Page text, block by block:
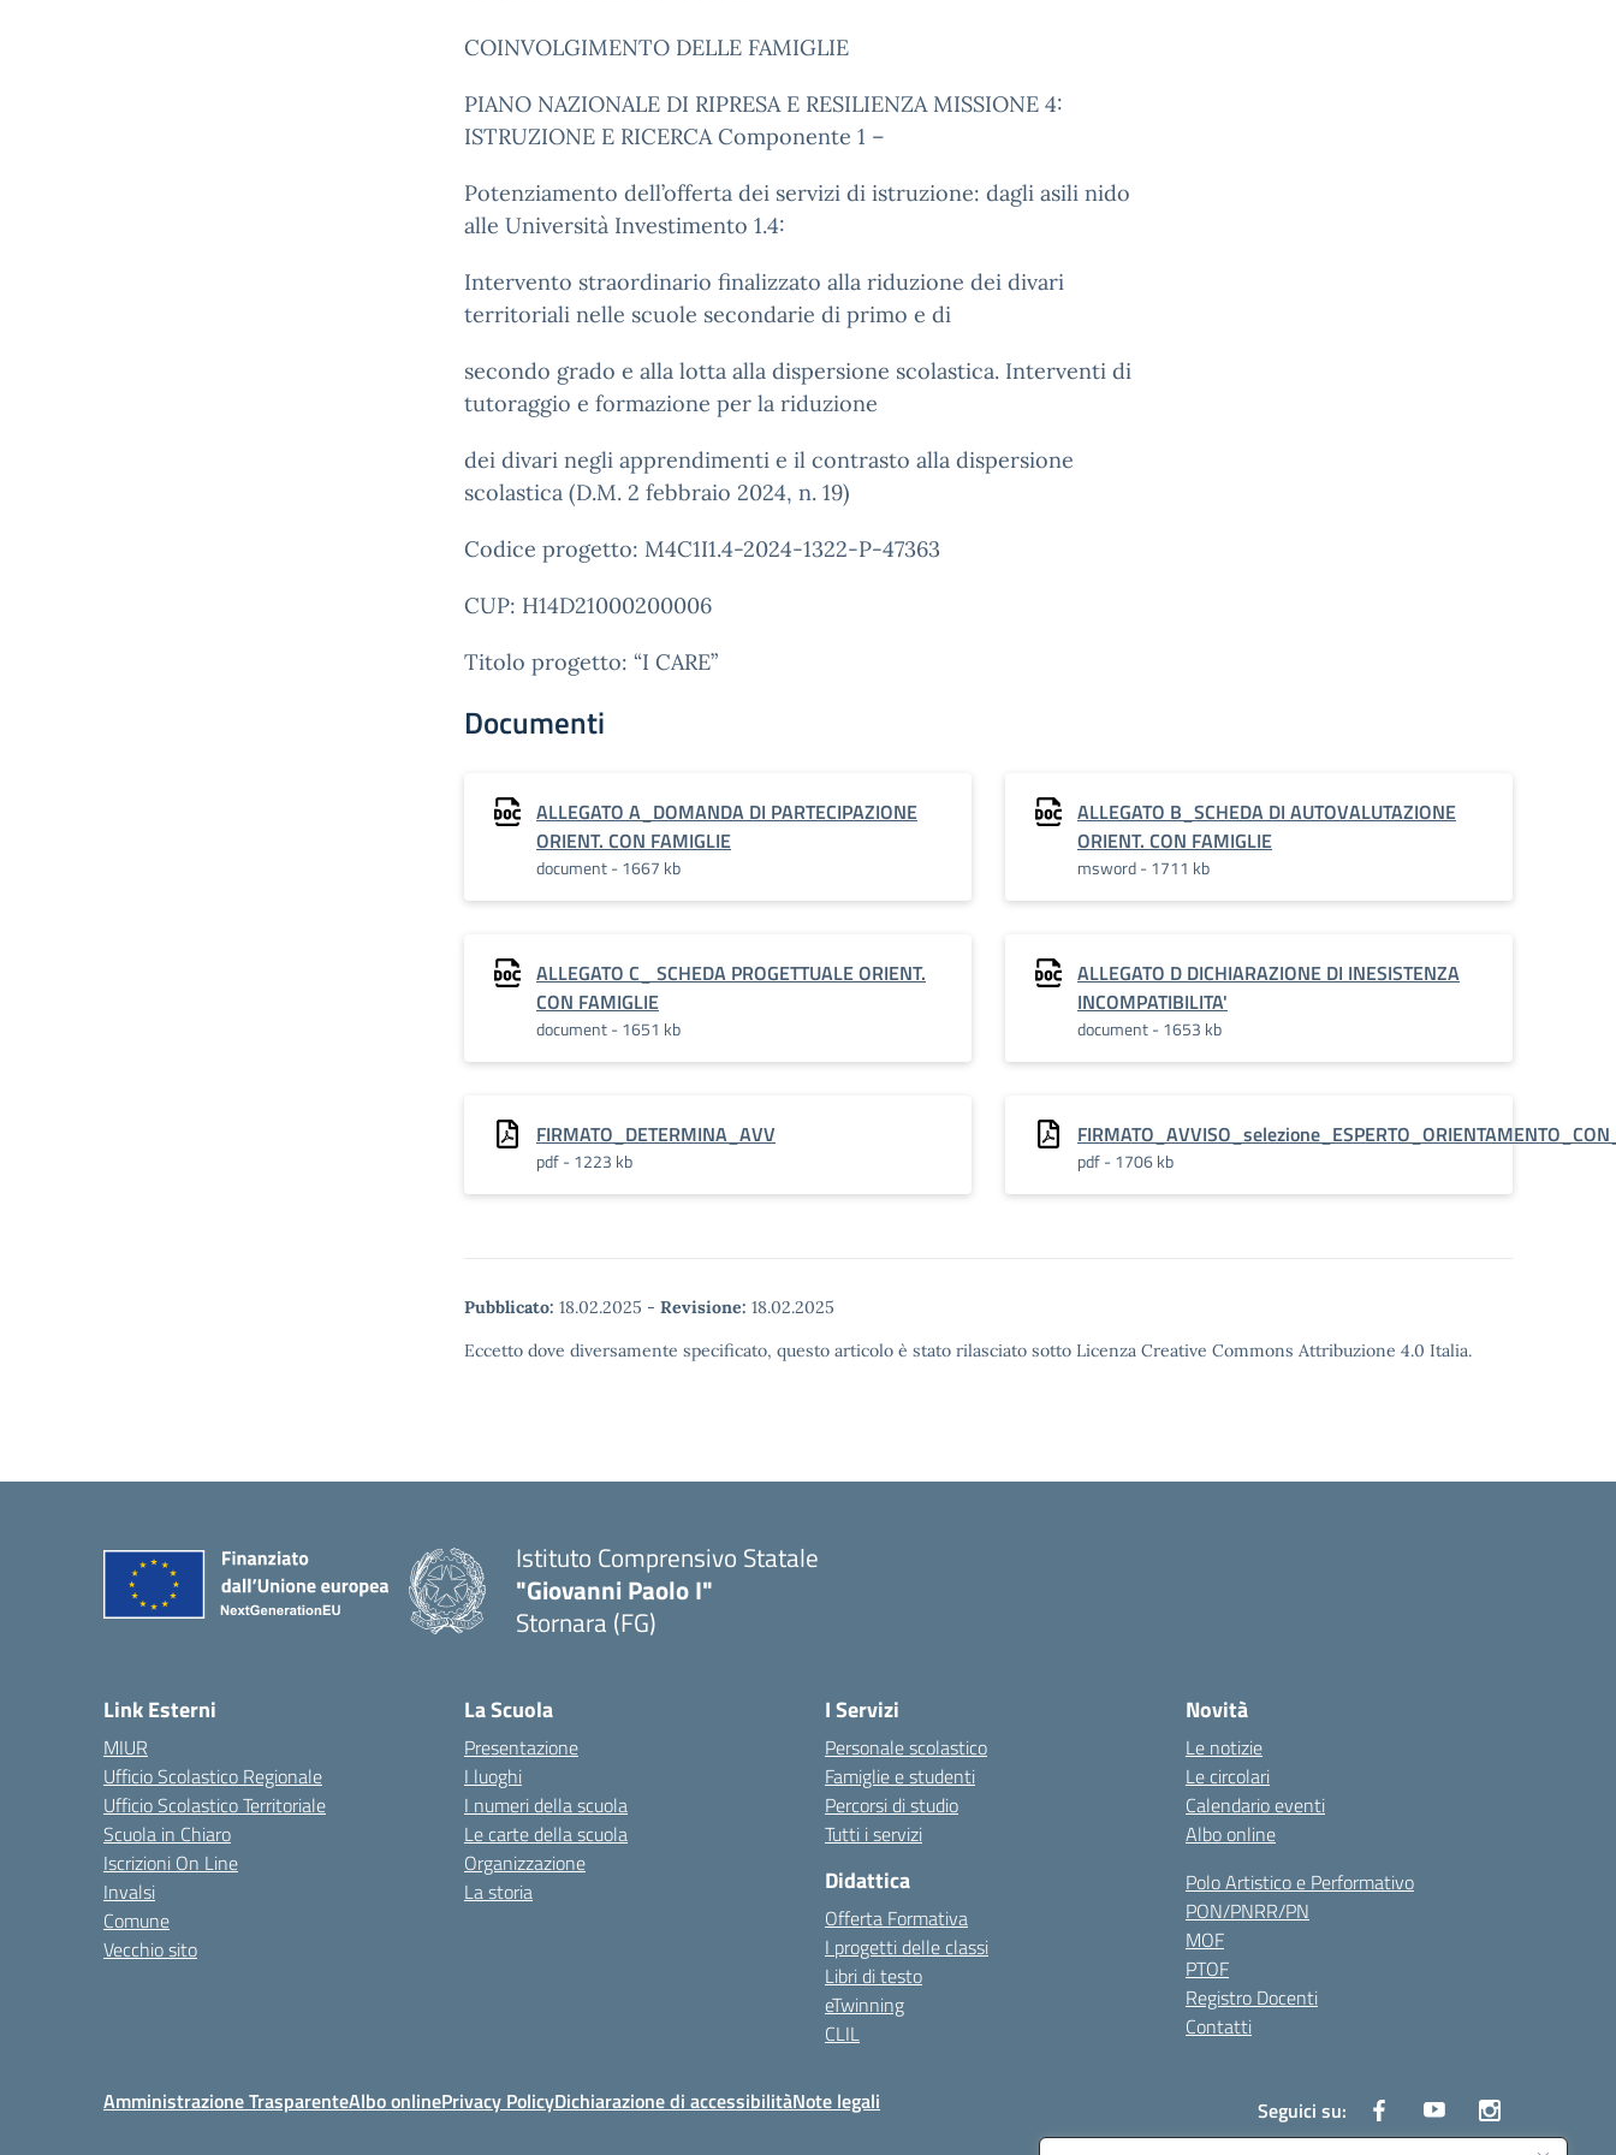
COINVOLGIMENTO DELLE FAMIGLIE
PIANO NAZIONALE DI RIPRESA E RESILIENZA MISSIONE 4:
ISTRUZIONE E RICERCA Componente 1 –
Potenziamento dell’offerta dei servizi di istruzione: dagli asili nido
alle Università Investimento 1.4:
Intervento straordinario finalizzato alla riduzione dei divari
territoriali nelle scuole secondarie di primo e di
secondo grado e alla lotta alla dispersione scolastica. Interventi di
tutoraggio e formazione per la riduzione
dei divari negli apprendimenti e il contrasto alla dispersione
scolastica (D.M. 2 febbraio 2024, n. 19)
Codice progetto: M4C1I1.4-2024-1322-P-47363
CUP: H14D21000200006
Titolo progetto: “I CARE”
Documenti
ALLEGATO A_DOMANDA DI PARTECIPAZIONE
ORIENT. CON FAMIGLIE
document - 1667 kb
ALLEGATO B_SCHEDA DI AUTOVALUTAZIONE
ORIENT. CON FAMIGLIE
msword - 1711 kb
ALLEGATO C_ SCHEDA PROGETTUALE ORIENT.
CON FAMIGLIE
document - 1651 kb
ALLEGATO D DICHIARAZIONE DI INESISTENZA
INCOMPATIBILITA'
document - 1653 kb
FIRMATO_DETERMINA_AVV
pdf - 1223 kb pdf - 1706 kb
Pubblicato: 18.02.2025 - Revisione: 18.02.2025
Eccetto dove diversamente specificato, questo articolo è stato rilasciato sotto Licenza Creative Commons Attribuzione 4.0 Italia.
Istituto Comprensivo Statale
"Giovanni Paolo I"
Stornara (FG)
Link Esterni
MIUR
Ufficio Scolastico Regionale
Ufficio Scolastico Territoriale
Scuola in Chiaro
Iscrizioni On Line
Invalsi
Comune
Vecchio sito
La Scuola
Presentazione
I luoghi
I numeri della scuola
Le carte della scuola
Organizzazione
La storia
I Servizi
Personale scolastico
Famiglie e studenti
Percorsi di studio
Tutti i servizi
Didattica
Offerta Formativa
I progetti delle classi
Libri di testo
eTwinning
CLIL
Novità
Le notizie
Le circolari
Calendario eventi
Albo online
Polo Artistico e Performativo
PON/PNRR/PN
MOF
PTOF
Registro Docenti
Contatti
Amministrazione TrasparenteAlbo onlinePrivacy PolicyDichiarazione di accessibilitàNote legali Seguici su: